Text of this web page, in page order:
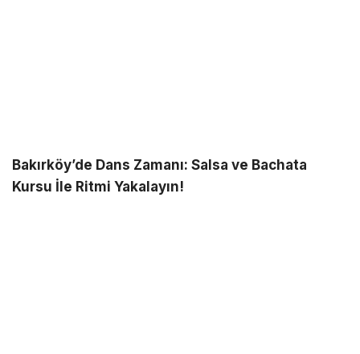
Bakırköy’de Dans Zamanı: Salsa ve Bachata
Kursu İle Ritmi Yakalayın!